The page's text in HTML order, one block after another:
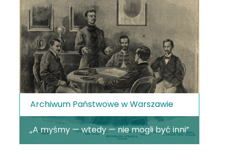
Archiwum Państwowe w Warszawie
„A myśmy — wtedy — nie mogli być inni”